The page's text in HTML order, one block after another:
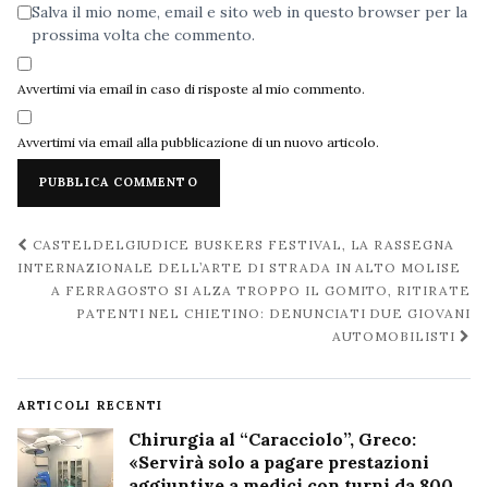
Salva il mio nome, email e sito web in questo browser per la
prossima volta che commento.
Avvertimi via email in caso di risposte al mio commento.
Avvertimi via email alla pubblicazione di un nuovo articolo.
Navigazione
post
CASTELDELGIUDICE BUSKERS FESTIVAL, LA RASSEGNA
INTERNAZIONALE DELL’ARTE DI STRADA IN ALTO MOLISE
A FERRAGOSTO SI ALZA TROPPO IL GOMITO, RITIRATE
PATENTI NEL CHIETINO: DENUNCIATI DUE GIOVANI
AUTOMOBILISTI
ARTICOLI RECENTI
Chirurgia al “Caracciolo”, Greco:
«Servirà solo a pagare prestazioni